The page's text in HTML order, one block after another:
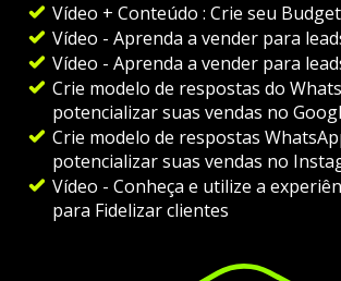
Vídeo + Conteúdo : Crie seu
Vídeo - Aprenda a vender para
Vídeo - Aprenda a vender para
Crie modelo de respostas do
potencializar suas vendas no
Crie modelo de respostas
potencializar suas vendas no
Vídeo - Conheça e utilize a
para Fidelizar clientes